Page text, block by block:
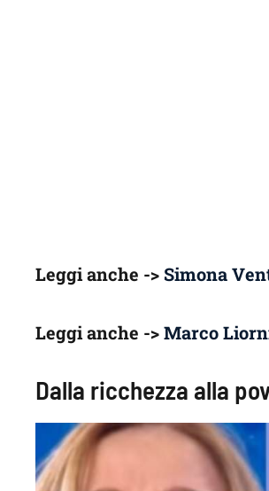
Leggi anche -> Simona
Leggi anche ->Marco
Dalla ricchezza alla